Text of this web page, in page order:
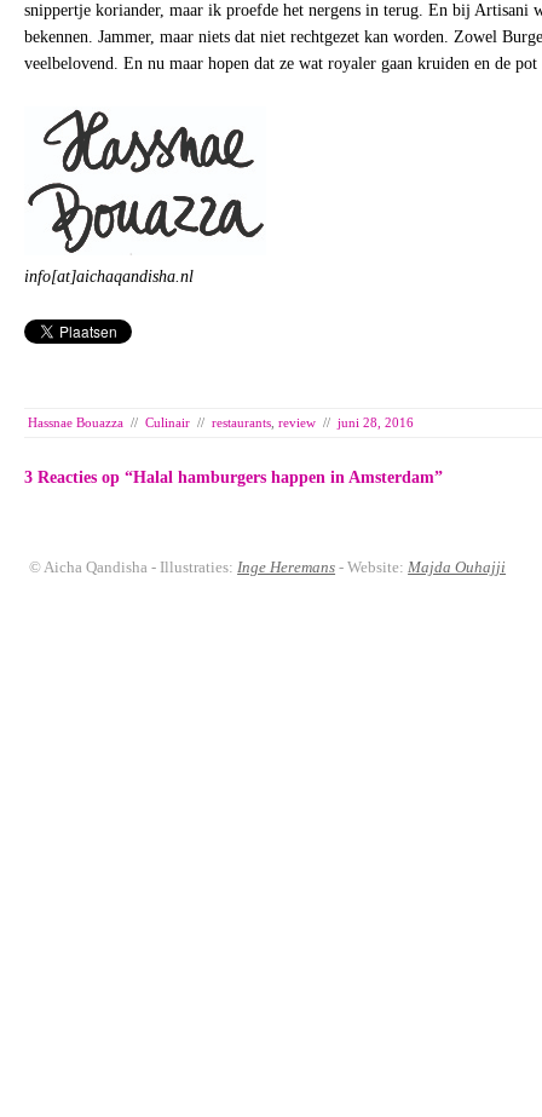
snippertje koriander, maar ik proefde het nergens in terug. En bij Artisani
bekennen. Jammer, maar niets dat niet rechtgezet kan worden. Zowel
veelbelovend. En nu maar hopen dat ze wat royaler gaan kruiden en de
info[at]aichaqandisha.nl
Hassnae Bouazza // Culinair // restaurants review // juni 28, 2016
3 Reacties op “Halal hamburgers happen in Amsterdam”
© Aicha Qandisha - Illustraties:Inge Heremans - Website:Majda Ouhajji